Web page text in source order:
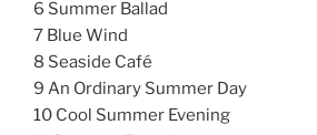
6 Summer Ballad
7 Blue Wind
8 Seaside Café
9 An Ordinary Summer Day
10 Cool Summer Evening